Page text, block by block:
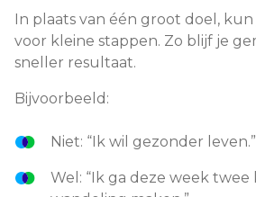
In plaats van één groot doel,
voor kleine stappen. Zo blijf je
sneller resultaat.
Bijvoorbeeld:
Niet: “Ik wil gezonder leven.”
Wel: “Ik ga deze week